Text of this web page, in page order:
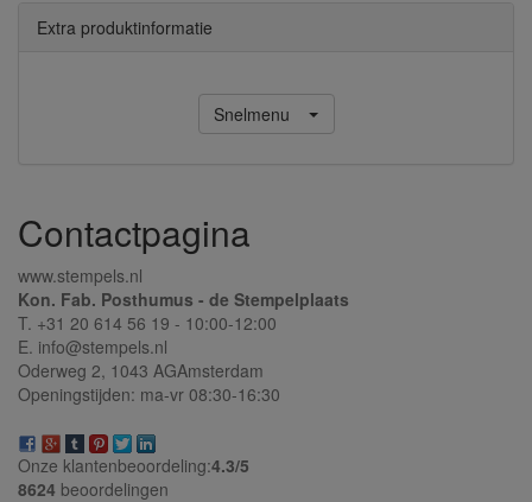
Extra produktinformatie
Snelmenu
Contactpagina
www.stempels.nl
Kon. Fab. Posthumus - de Stempelplaats
T. +31 20 614 56 19 - 10:00-12:00
E. info@stempels.nl
Oderweg 2, 1043 AGAmsterdam
Openingstijden: ma-vr 08:30-16:30
Onze klantenbeoordeling:4.3/5
8624 beoordelingen